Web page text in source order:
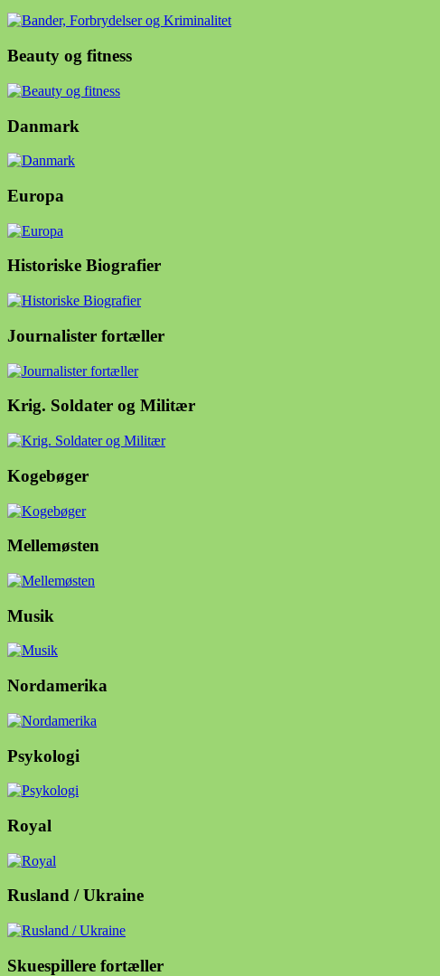
Beauty og fitness
Danmark
Europa
Historiske Biografier
Journalister fortæller
Krig. Soldater og Militær
Kogebøger
Mellemøsten
Musik
Nordamerika
Psykologi
Royal
Rusland / Ukraine
Skuespillere fortæller